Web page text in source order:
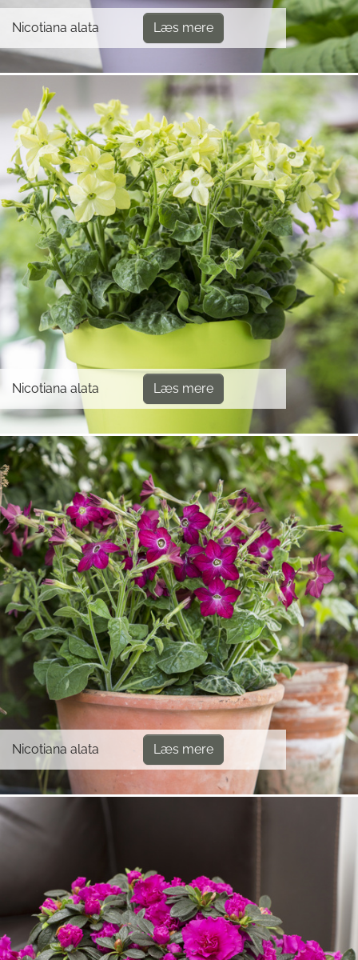
Nicotiana alata Læs mere
Nicotiana alata Læs mere
Nicotiana alata Læs mere